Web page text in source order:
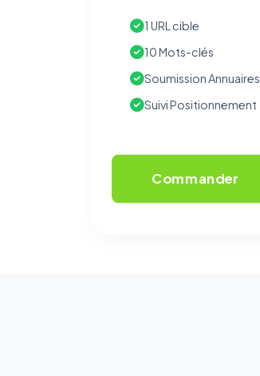
1 URL cible
10 Mots-clés
Soumission Annuaires
Suivi Positionnement
Commander